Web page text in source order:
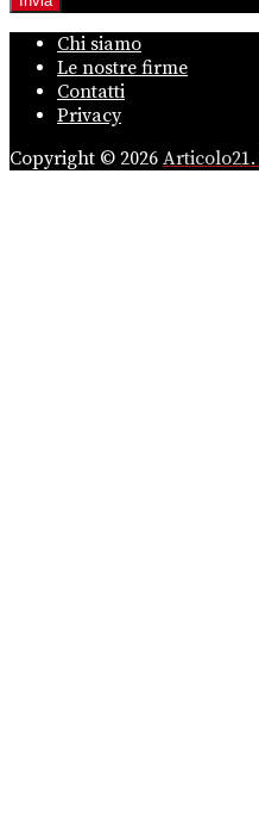
Chi siamo
Le nostre firme
Contatti
Privacy
Copyright © 2026 Articolo21.